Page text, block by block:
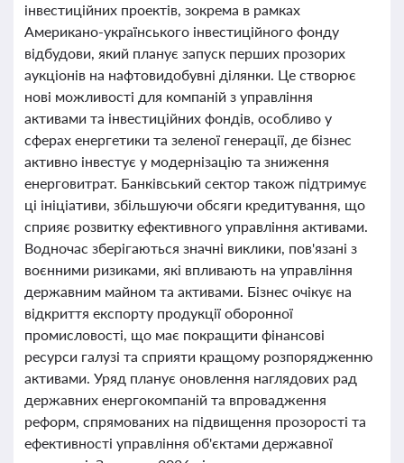
інвестиційних проектів, зокрема в рамках
Американо-українського інвестиційного фонду
відбудови, який планує запуск перших прозорих
аукціонів на нафтовидобувні ділянки. Це створює
нові можливості для компаній з управління
активами та інвестиційних фондів, особливо у
сферах енергетики та зеленої генерації, де бізнес
активно інвестує у модернізацію та зниження
енерговитрат. Банківський сектор також підтримує
ці ініціативи, збільшуючи обсяги кредитування, що
сприяє розвитку ефективного управління активами.
Водночас зберігаються значні виклики, пов'язані з
воєнними ризиками, які впливають на управління
державним майном та активами. Бізнес очікує на
відкриття експорту продукції оборонної
промисловості, що має покращити фінансові
ресурси галузі та сприяти кращому розпорядженню
активами. Уряд планує оновлення наглядових рад
державних енергокомпаній та впровадження
реформ, спрямованих на підвищення прозорості та
ефективності управління об'єктами державної